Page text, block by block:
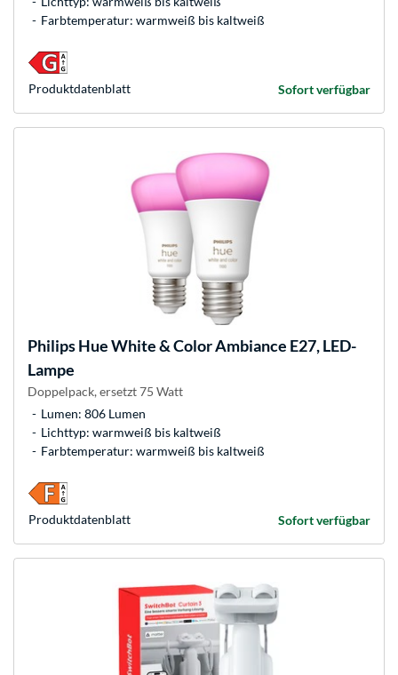
Farbtemperatur: warmweiß bis kaltweiß
Sofort verfügbar
Produkt­datenblatt
Philips HueWhite & Color Ambiance E27, LED-
Lampe
Doppelpack, ersetzt 75 Watt
Lumen: 806 Lumen
Lichttyp: warmweiß bis kaltweiß
Farbtemperatur: warmweiß bis kaltweiß
Sofort verfügbar
Produkt­datenblatt